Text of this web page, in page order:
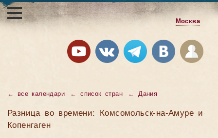
Москва
← все календари ←список стран ←Дания
Разница во времени: Комсомольск-на-Амуре и
Копенгаген